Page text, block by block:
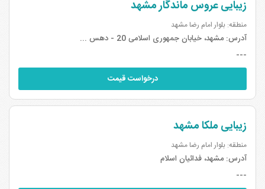
زیبایی عروس ماندگار مشهد
منطقه: بلوار امام رضا مشهد
آدرس:مشهد، خیابان جمهوری اسلامی 20 - دهس ...
---
درخواست قیمت
زیبایی ملکا مشهد
منطقه: بلوار امام رضا مشهد
آدرس:مشهد، فدائیان اسلام
---